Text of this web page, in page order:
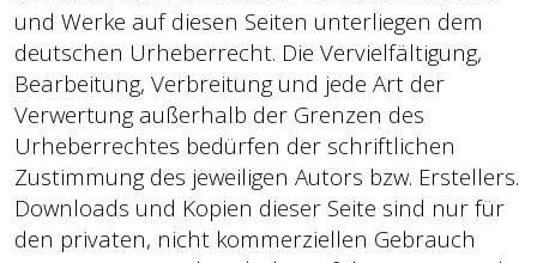
und Werke auf diesen Seiten unterliegen dem
deutschen Urheberrecht. Die Vervielfältigung,
Bearbeitung, Verbreitung und jede Art der
Verwertung außerhalb der Grenzen des
Urheberrechtes bedürfen der schriftlichen
Zustimmung des jeweiligen Autors bzw. Erstellers.
Downloads und Kopien dieser Seite sind nur für
den privaten, nicht kommerziellen Gebrauch